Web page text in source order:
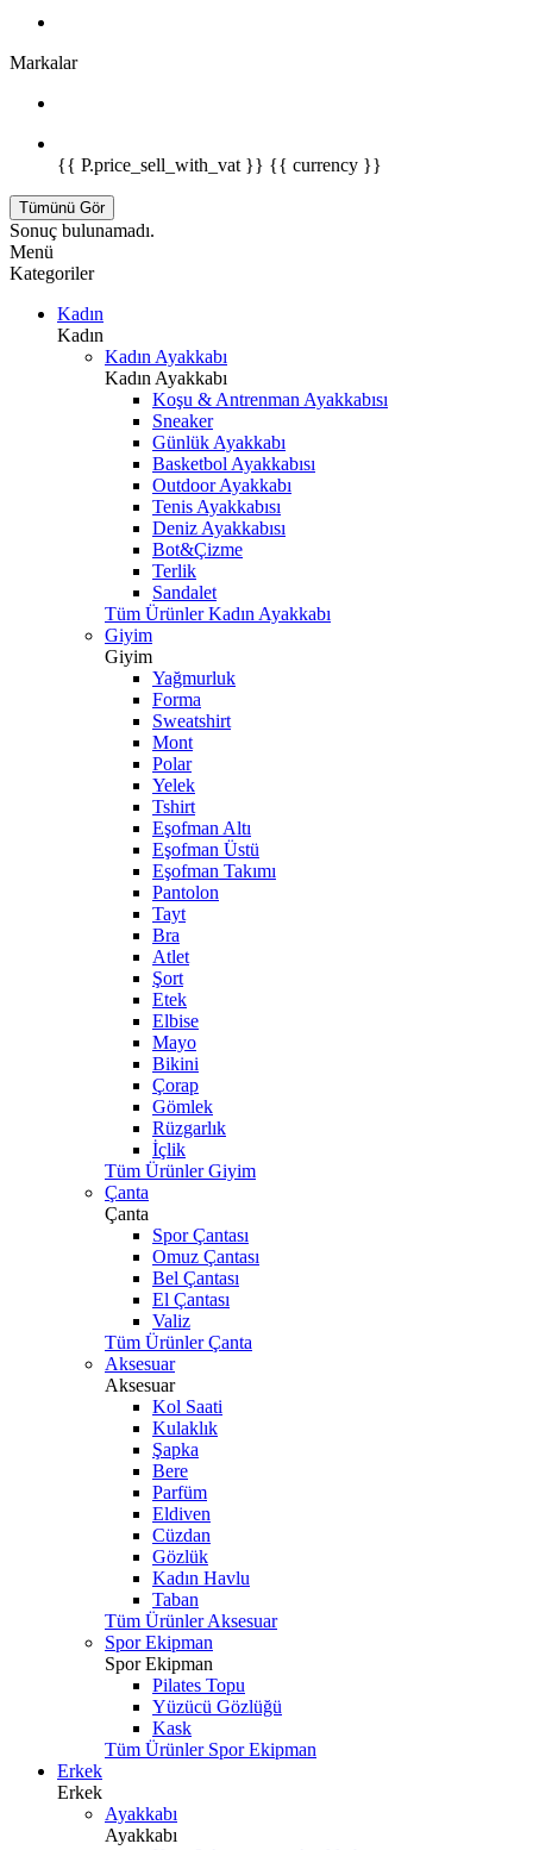
Markalar
{{ P.price_sell_with_vat }} {{ currency }}
Tümünü Gör
Sonuç bulunamadı.
Menü
Kategoriler
Kadın
Kadın
Kadın Ayakkabı
Kadın Ayakkabı
Koşu & Antrenman Ayakkabısı
Sneaker
Günlük Ayakkabı
Basketbol Ayakkabısı
Outdoor Ayakkabı
Tenis Ayakkabısı
Deniz Ayakkabısı
Bot&Çizme
Terlik
Sandalet
Tüm Ürünler Kadın Ayakkabı
Giyim
Giyim
Yağmurluk
Forma
Sweatshirt
Mont
Polar
Yelek
Tshirt
Eşofman Altı
Eşofman Üstü
Eşofman Takımı
Pantolon
Tayt
Bra
Atlet
Şort
Etek
Elbise
Mayo
Bikini
Çorap
Gömlek
Rüzgarlık
İçlik
Tüm Ürünler Giyim
Çanta
Çanta
Spor Çantası
Omuz Çantası
Bel Çantası
El Çantası
Valiz
Tüm Ürünler Çanta
Aksesuar
Aksesuar
Kol Saati
Kulaklık
Şapka
Bere
Parfüm
Eldiven
Cüzdan
Gözlük
Kadın Havlu
Taban
Tüm Ürünler Aksesuar
Spor Ekipman
Spor Ekipman
Pilates Topu
Yüzücü Gözlüğü
Kask
Tüm Ürünler Spor Ekipman
Erkek
Erkek
Ayakkabı
Ayakkabı